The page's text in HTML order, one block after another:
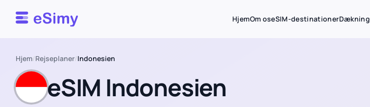
Esimy HjemOm oseSIM-destinationerDækning
Hjem/Rejseplaner/Indonesien
eSIM Indonesien